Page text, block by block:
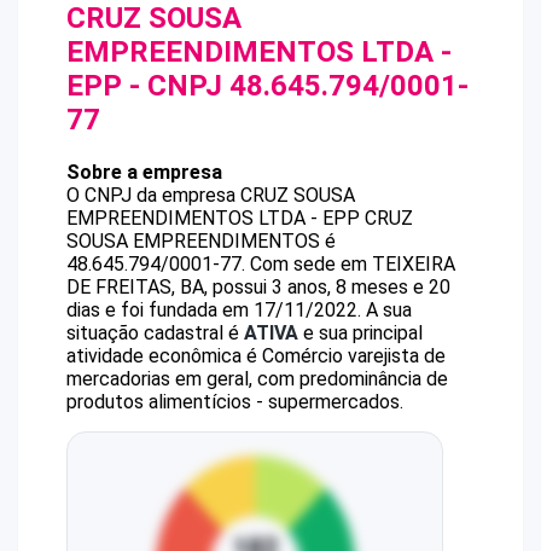
CRUZ SOUSA
EMPREENDIMENTOS LTDA -
EPP - CNPJ 48.645.794/0001-
77
Sobre a empresa
O CNPJ da empresa CRUZ SOUSA
EMPREENDIMENTOS LTDA - EPP CRUZ
SOUSA EMPREENDIMENTOS é
48.645.794/0001-77. Com sede em TEIXEIRA
DE FREITAS, BA, possui 3 anos, 8 meses e 20
dias e foi fundada em 17/11/2022. A sua
situação cadastral é ATIVA e sua principal
atividade econômica é Comércio varejista de
mercadorias em geral, com predominância de
produtos alimentícios - supermercados.